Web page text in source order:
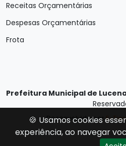
Receitas Orçamentárias
Despesas Orçamentárias
Frota
Prefeitura Municipal de
Desenvolvido porE-
🍪 Usamos cookies
experiência, ao navegar